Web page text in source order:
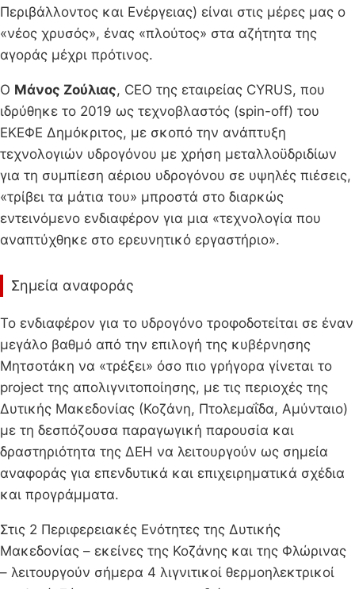
Περιβάλλοντος και Ενέργειας) είναι στις μέρες μας ο
«νέος χρυσός», ένας «πλούτος» στα αζήτητα της
αγοράς μέχρι πρότινος.
Ο Μάνος Ζούλιας, CEO της εταιρείας CYRUS, που
ιδρύθηκε το 2019 ως τεχνοβλαστός (spin-off) του
ΕΚΕΦΕ Δημόκριτος, με σκοπό την ανάπτυξη
τεχνολογιών υδρογόνου με χρήση μεταλλοϋδριδίων
για τη συμπίεση αέριου υδρογόνου σε υψηλές πιέσεις,
«τρίβει τα μάτια του» μπροστά στο διαρκώς
εντεινόμενο ενδιαφέρον για μια «τεχνολογία που
αναπτύχθηκε στο ερευνητικό εργαστήριο».
Σημεία αναφοράς
Το ενδιαφέρον για το υδρογόνο τροφοδοτείται σε έναν
μεγάλο βαθμό από την επιλογή της κυβέρνησης
Μητσοτάκη να «τρέξει» όσο πιο γρήγορα γίνεται το
project της απολιγνιτοποίησης, με τις περιοχές της
Δυτικής Μακεδονίας (Κοζάνη, Πτολεμαΐδα, Αμύνταιο)
με τη δεσπόζουσα παραγωγική παρουσία και
δραστηριότητα της ΔΕΗ να λειτουργούν ως σημεία
αναφοράς για επενδυτικά και επιχειρηματικά σχέδια
και προγράμματα.
Στις 2 Περιφερειακές Ενότητες της Δυτικής
Μακεδονίας – εκείνες της Κοζάνης και της Φλώρινας
– λειτουργούν σήμερα 4 λιγνιτικοί θερμοηλεκτρικοί